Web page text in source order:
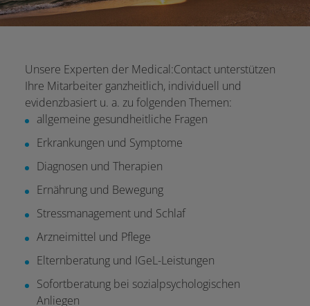
Unsere Experten der Medical:Contact unterstützen
Ihre Mitarbeiter ganzheitlich, individuell und
evidenzbasiert u. a. zu folgenden Themen:
allgemeine gesundheitliche Fragen
Erkrankungen und Symptome
Diagnosen und Therapien
Ernährung und Bewegung
Stressmanagement und Schlaf
Arzneimittel und Pflege
Elternberatung und IGeL-Leistungen
Sofortberatung bei sozialpsychologischen
Anliegen